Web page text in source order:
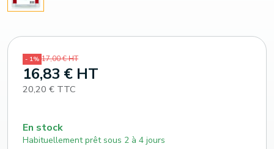
- 1% 17,00 € HT
16,83 € HT
20,20 € TTC
En stock
Habituellement prêt sous 2 à 4 jours